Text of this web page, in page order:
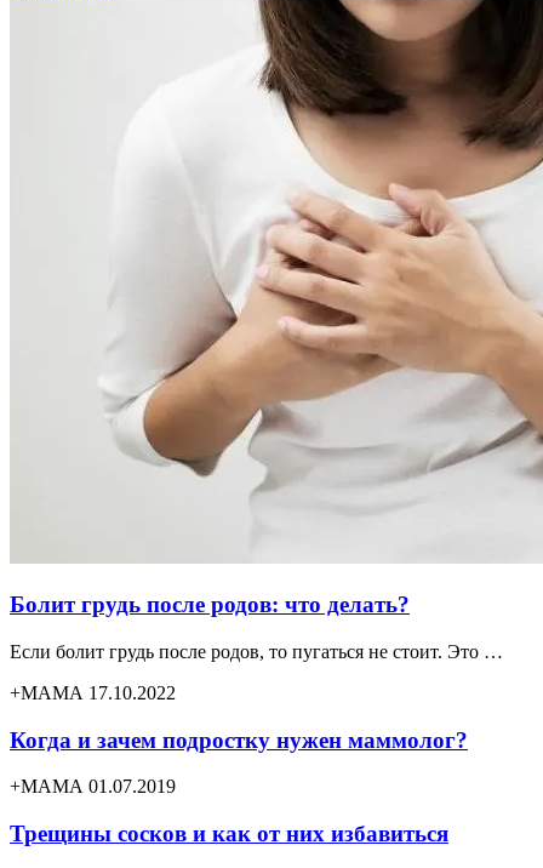
Болит грудь после родов: что делать?
Если болит грудь после родов, то пугаться не стоит. Это …
+МАМА 17.10.2022
Когда и зачем подростку нужен маммолог?
+МАМА 01.07.2019
Трещины сосков и как от них избавиться